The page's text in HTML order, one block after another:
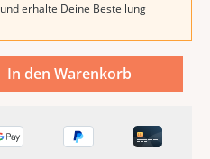
und erhalte Deine Bestellung
In den Warenkorb